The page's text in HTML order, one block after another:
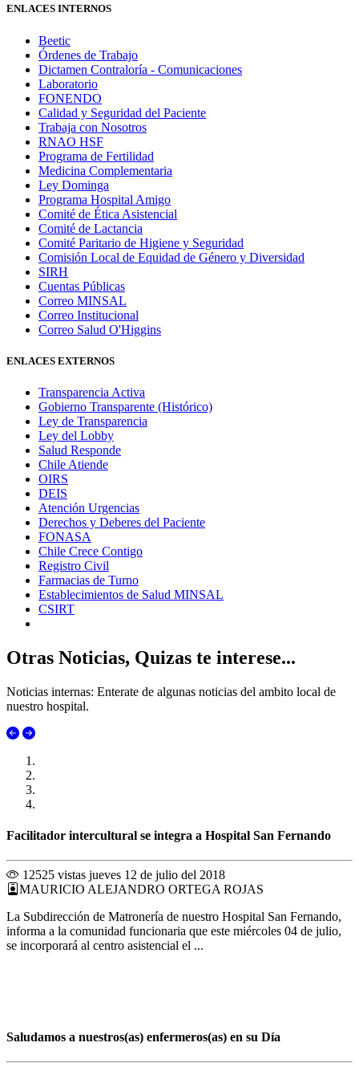
ENLACES INTERNOS
Beetic
Órdenes de Trabajo
Dictamen Contraloría - Comunicaciones
Laboratorio
FONENDO
Calidad y Seguridad del Paciente
Trabaja con Nosotros
RNAO HSF
Programa de Fertilidad
Medicina Complementaria
Ley Dominga
Programa Hospital Amigo
Comité de Ética Asistencial
Comité de Lactancia
Comité Paritario de Higiene y Seguridad
Comisión Local de Equidad de Género y Diversidad
SIRH
Cuentas Públicas
Correo MINSAL
Correo Institucional
Correo Salud O'Higgins
ENLACES EXTERNOS
Transparencia Activa
Gobierno Transparente (Histórico)
Ley de Transparencia
Ley del Lobby
Salud Responde
Chile Atiende
OIRS
DEIS
Atención Urgencias
Derechos y Deberes del Paciente
FONASA
Chile Crece Contigo
Registro Civil
Farmacias de Turno
Establecimientos de Salud MINSAL
CSIRT
Otras Noticias, Quizas te interese...
Noticias internas: Enterate de algunas noticias del ambito local de
nuestro hospital.
Facilitador intercultural se integra a Hospital San Fernando
12525 vistas jueves 12 de julio del 2018
MAURICIO ALEJANDRO ORTEGA ROJAS
La Subdirección de Matronería de nuestro Hospital San Fernando,
informa a la comunidad funcionaria que este miércoles 04 de julio,
se incorporará al centro asistencial el ...
Saludamos a nuestros(as) enfermeros(as) en su Día